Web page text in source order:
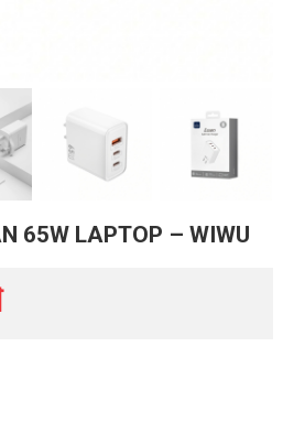
65W LAPTOP – WIWU